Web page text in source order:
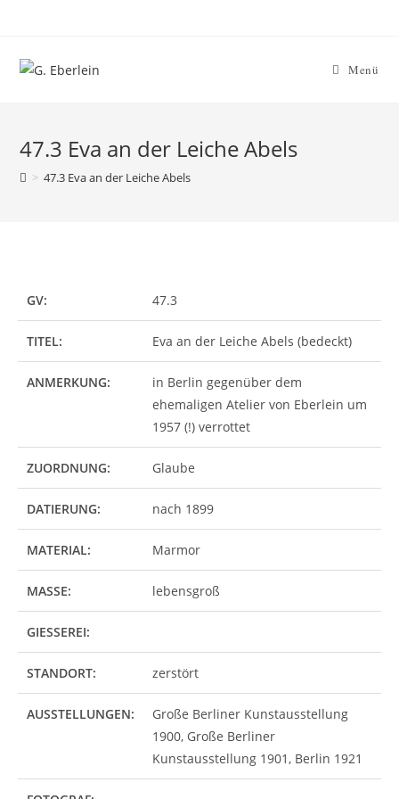
springen
Menü
47.3 Eva an der Leiche Abels
> 47.3 Eva an der Leiche Abels
GV: 47.3
TITEL: Eva an der Leiche Abels (bedeckt)
ANMERKUNG:
in Berlin gegenüber dem
ehemaligen Atelier von Eberlein um
1957 (!) verrottet
ZUORDNUNG: Glaube
DATIERUNG: nach 1899
MATERIAL: Marmor
MASSE: lebensgroß
GIESSEREI:
STANDORT: zerstört
AUSSTELLUNGEN:
Große Berliner Kunstausstellung
1900, Große Berliner
Kunstausstellung 1901, Berlin 1921